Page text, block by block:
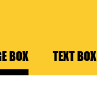
BOX TEXT BOX